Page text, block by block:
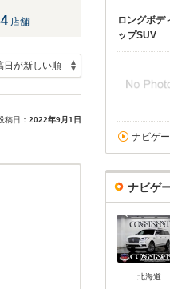
店舗
稿日： 2022年9月1日
ロングボデ
ップSUV
ナビゲ
ナビゲ
北海道